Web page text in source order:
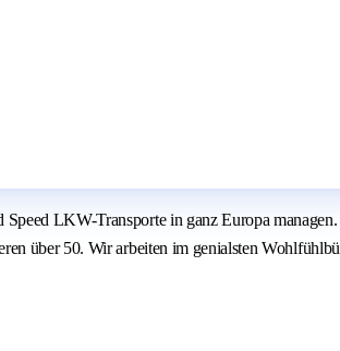
LKW-Transporte in ganz Europa
über 50. Wir arbeiten im genialsten